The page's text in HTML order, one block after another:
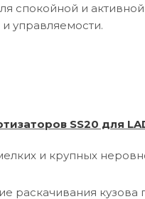
спокойной и
управляемости.
SS20 для
и крупных
раскачивания